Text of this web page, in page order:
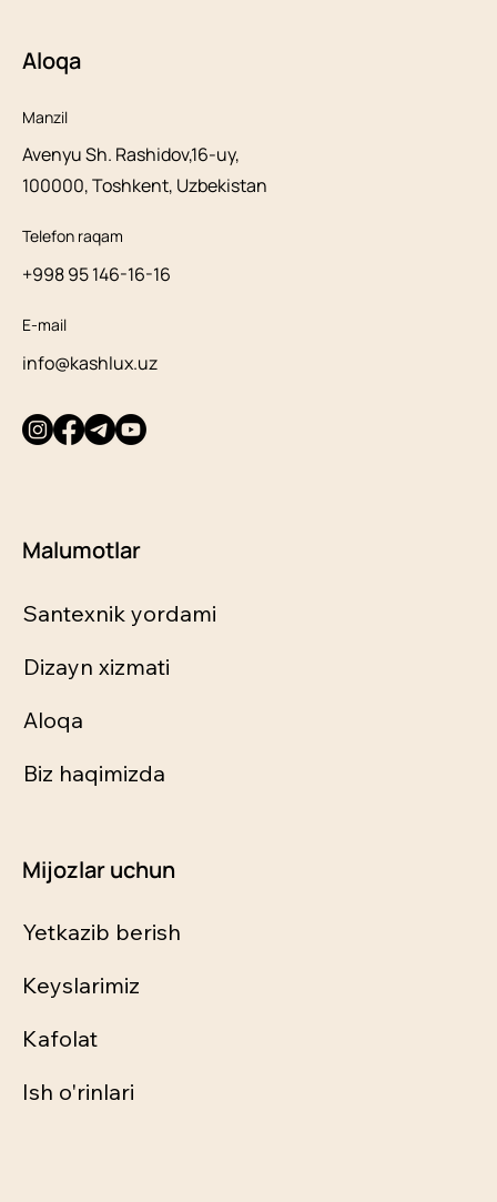
Aloqa
Manzil
Avenyu Sh. Rashidov,16-uy,
100000, Toshkent, Uzbekistan
Telefon raqam
+998 95 146-16-16
E-mail
info@kashlux.uz
Malumotlar
Santexnik yordami
Dizayn xizmati
Aloqa
Biz haqimizda
Mijozlar uchun
Yetkazib berish
Keyslarimiz
Kafolat
Ish o'rinlari